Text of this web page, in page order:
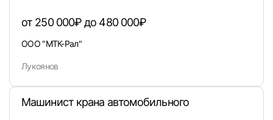
Вход в личный кабинет
от 250 000₽ до 480 000₽
ООО "МТК-Рал"
Лукоянов
Машинист крана автомобильного